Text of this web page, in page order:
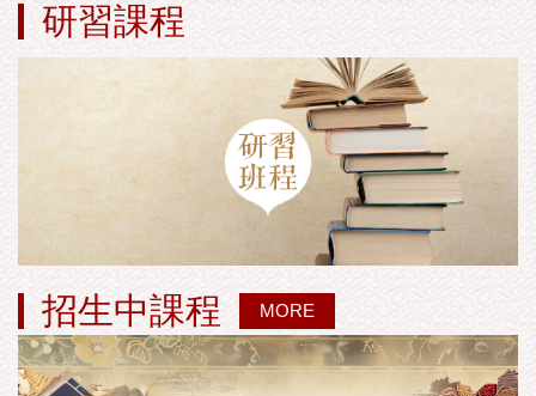
研習課程
招生中課程 MORE